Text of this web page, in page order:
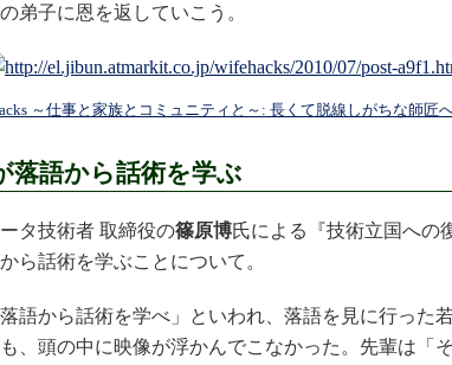
弟子に恩を返していこう。
～仕事と家族とコミュニティと～: 長くて脱線しがちな師匠
落語から話術を学ぶ
タ技術者 取締役の篠原博氏による『技術立国への
ら話術を学ぶことについて。
語から話術を学べ」といわれ、落語を見に行った
、頭の中に映像が浮かんでこなかった。先輩は「